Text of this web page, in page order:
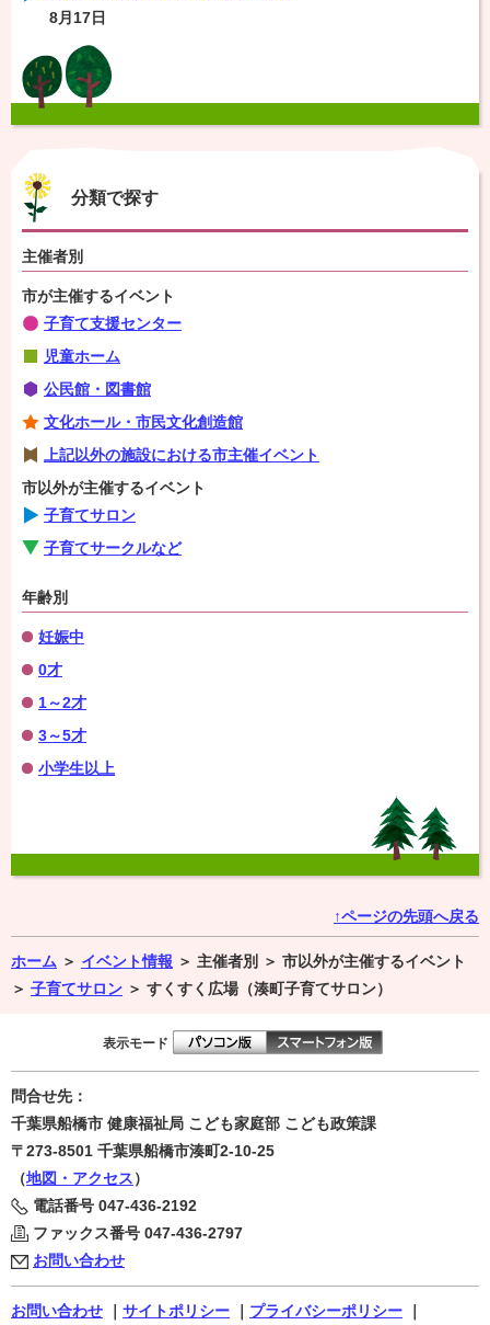
8月17日
分類で探す
主催者別
市が主催するイベント
子育て支援センター
児童ホーム
公民館・図書館
文化ホール・市民文化創造館
上記以外の施設における市主催イベント
市以外が主催するイベント
子育てサロン
子育てサークルなど
年齢別
妊娠中
0才
1～2才
3～5才
小学生以上
↑ページの先頭へ戻る
ホーム ＞ イベント情報 ＞ 主催者別 ＞ 市以外が主催するイベント
＞ 子育てサロン ＞ すくすく広場（湊町子育てサロン）
表示モード
問合せ先：
千葉県船橋市 健康福祉局 こども家庭部 こども政策課
〒273-8501 千葉県船橋市湊町2-10-25
（地図・アクセス）
電話番号 047-436-2192
ファックス番号 047-436-2797
お問い合わせ
お問い合わせ サイトポリシー プライバシーポリシー